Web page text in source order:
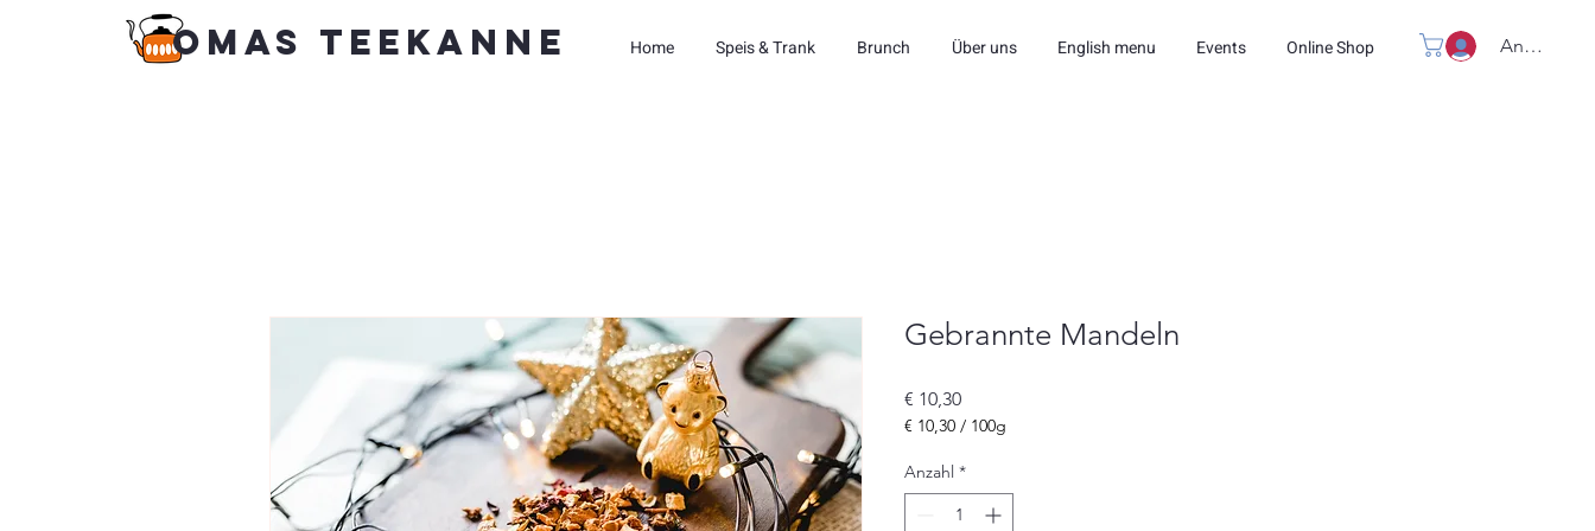
Omas Teekanne Home Speis & Trank Brunch Über uns English menu Events Online Shop Anmelden
Gebrannte Mandeln
€ 10,30Preis
€ 10,30 / 100g
pro
100
Gramm
Anzahl *